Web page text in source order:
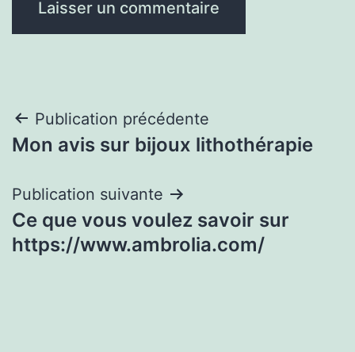
Navigation
de
l’article
Publication précédente
Mon avis sur bijoux lithothérapie
Publication suivante
Ce que vous voulez savoir sur
https://www.ambrolia.com/